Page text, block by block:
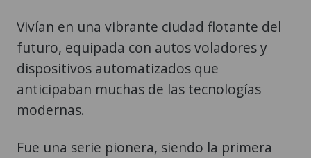
Vivían en una vibrante ciudad flotante del
futuro, equipada con autos voladores y
dispositivos automatizados que
anticipaban muchas de las tecnologías
modernas.
Fue una serie pionera, siendo la primera